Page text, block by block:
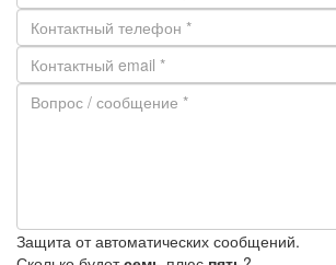
Защита от автоматических сообщений.